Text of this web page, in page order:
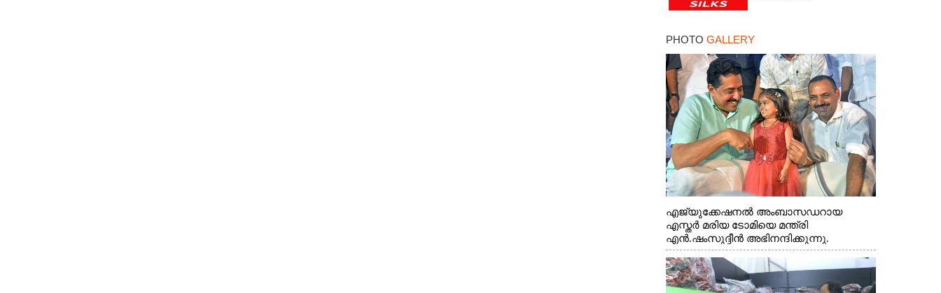
PHOTO GALLERY
എജ്യുക്കേഷനൽ അംബാസഡറായ
എസ്തർ മരിയ ടോമിയെ മന്ത്രി
എൻ.ഷംസുദ്ദീൻ അഭിനന്ദിക്കുന്നു.